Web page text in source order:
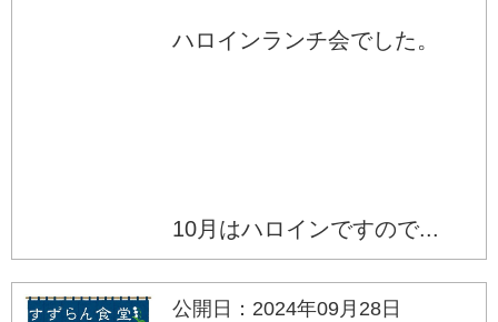
ハロインランチ会でした。
10月はハロインですので...
公開日：2024年09月28日